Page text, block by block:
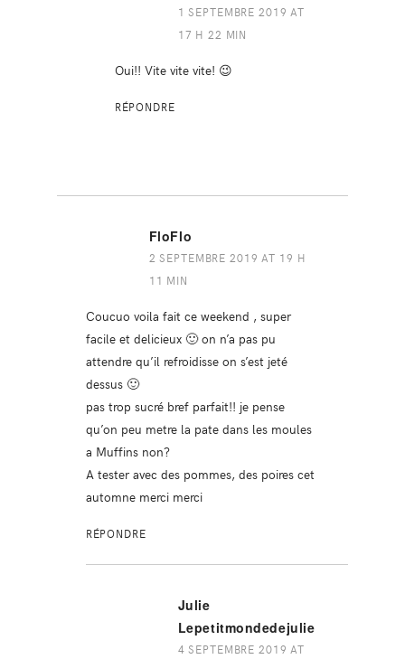
1 SEPTEMBRE 2019 AT
17 H 22 MIN
Oui!! Vite vite vite! 😉
RÉPONDRE
FloFlo
2 SEPTEMBRE 2019 AT 19 H
11 MIN
Coucuo voila fait ce weekend , super
facile et delicieux 🙂 on n’a pas pu
attendre qu’il refroidisse on s’est jeté
dessus 🙂
pas trop sucré bref parfait!! je pense
qu’on peu metre la pate dans les moules
a Muffins non?
A tester avec des pommes, des poires cet
automne merci merci
RÉPONDRE
Julie
Lepetitmondedejulie
4 SEPTEMBRE 2019 AT